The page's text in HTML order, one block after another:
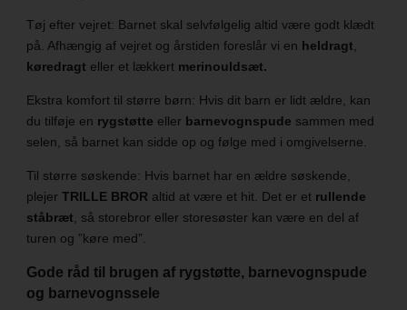
Tøj efter vejret: Barnet skal selvfølgelig altid være godt klædt
på. Afhængig af vejret og årstiden foreslår vi en heldragt
køredragt eller et lækkert merinouldsæt.
Ekstra komfort til større børn: Hvis dit barn er lidt ældre, kan
du tilføje en rygstøtte eller barnevognspude sammen med
selen, så barnet kan sidde op og følge med i omgivelserne.
Til større søskende: Hvis barnet har en ældre søskende,
plejer TRILLE BROR altid at være et hit. Det er et rullende
ståbræt , så storebror eller storesøster kan være en del af
turen og ”køre med”.
Gode råd til brugen af rygstøtte, barnevognspude
og barnevognssele